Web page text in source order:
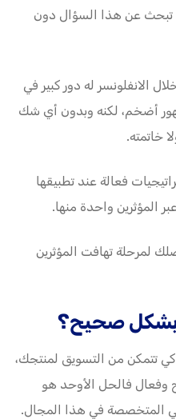
تبحث عن هذا السؤال دون
الانفلونسر له دور كبير في
أضخم، لكنه وبدون أي شك
خاتمته.
فعالة عند تطبيقها
المؤثرين واحدة منها.
لمرحلة تهافت المؤثرين
صحيح؟
تتمكن من التسويق لمنتجك،
فالحل الأوحد هو
المتخصصة في هذا المجال.